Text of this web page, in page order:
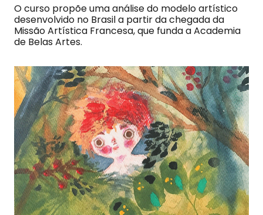
O curso propõe uma análise do modelo artístico
desenvolvido no Brasil a partir da chegada da
Missão Artística Francesa, que funda a Academia
de Belas Artes.